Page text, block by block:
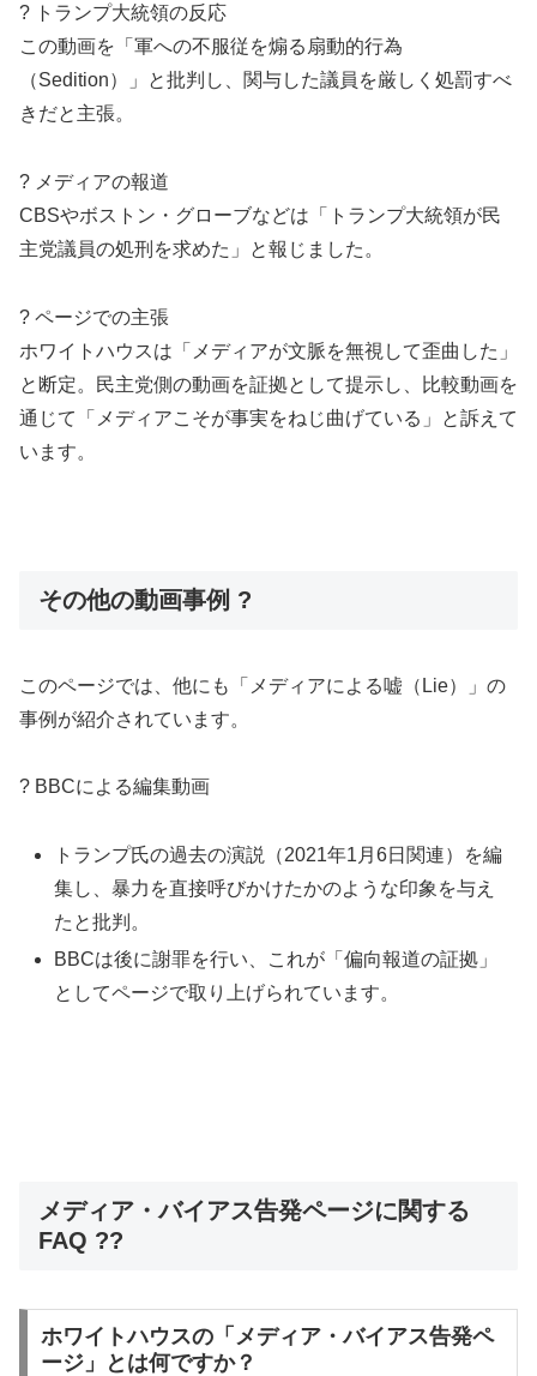
? トランプ大統領の反応
この動画を「軍への不服従を煽る扇動的行為
（Sedition）」と批判し、関与した議員を厳しく処罰すべ
きだと主張。
? メディアの報道
CBSやボストン・グローブなどは「トランプ大統領が民
主党議員の処刑を求めた」と報じました。
? ページでの主張
ホワイトハウスは「メディアが文脈を無視して歪曲した」
と断定。民主党側の動画を証拠として提示し、比較動画を
通じて「メディアこそが事実をねじ曲げている」と訴えて
います。
その他の動画事例 ?
このページでは、他にも「メディアによる嘘（Lie）」の
事例が紹介されています。
? BBCによる編集動画
トランプ氏の過去の演説（2021年1月6日関連）を編
集し、暴力を直接呼びかけたかのような印象を与え
たと批判。
BBCは後に謝罪を行い、これが「偏向報道の証拠」
としてページで取り上げられています。
メディア・バイアス告発ページに関する
FAQ ??
ホワイトハウスの「メディア・バイアス告発ペ
ージ」とは何ですか？